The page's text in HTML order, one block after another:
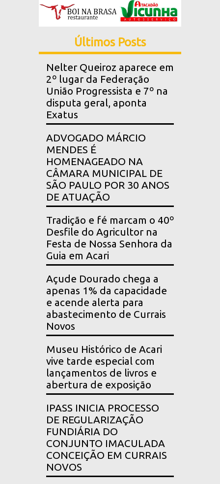
Últimos Posts
Nelter Queiroz aparece em
2º lugar da Federação
União Progressista e 7º na
disputa geral, aponta
Exatus
ADVOGADO MÁRCIO
MENDES É
HOMENAGEADO NA
CÂMARA MUNICIPAL DE
SÃO PAULO POR 30 ANOS
DE ATUAÇÃO
Tradição e fé marcam o 40º
Desfile do Agricultor na
Festa de Nossa Senhora da
Guia em Acari
Açude Dourado chega a
apenas 1% da capacidade
e acende alerta para
abastecimento de Currais
Novos
Museu Histórico de Acari
vive tarde especial com
lançamentos de livros e
abertura de exposição
IPASS INICIA PROCESSO
DE REGULARIZAÇÃO
FUNDIÁRIA DO
CONJUNTO IMACULADA
CONCEIÇÃO EM CURRAIS
NOVOS